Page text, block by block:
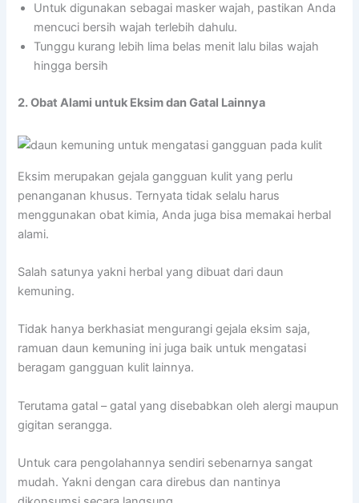
Untuk digunakan sebagai masker wajah, pastikan Anda
mencuci bersih wajah terlebih dahulu.
Tunggu kurang lebih lima belas menit lalu bilas wajah
hingga bersih
2. Obat Alami untuk Eksim dan Gatal Lainnya
Eksim merupakan gejala gangguan kulit yang perlu
penanganan khusus. Ternyata tidak selalu harus
menggunakan obat kimia, Anda juga bisa memakai herbal
alami.
Salah satunya yakni herbal yang dibuat dari daun
kemuning.
Tidak hanya berkhasiat mengurangi gejala eksim saja,
ramuan daun kemuning ini juga baik untuk mengatasi
beragam gangguan kulit lainnya.
Terutama gatal – gatal yang disebabkan oleh alergi maupun
gigitan serangga.
Untuk cara pengolahannya sendiri sebenarnya sangat
mudah. Yakni dengan cara direbus dan nantinya